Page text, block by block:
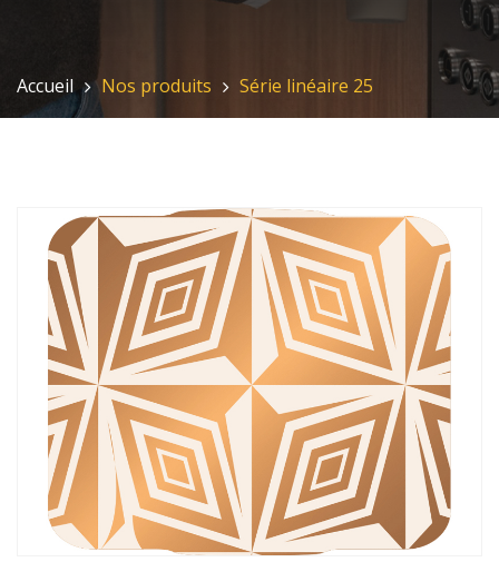
Accueil Nos produits Série linéaire 25